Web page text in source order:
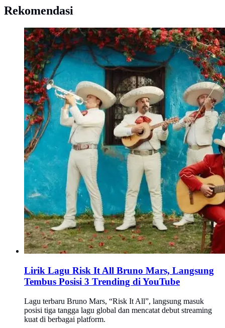
Rekomendasi
Lirik Lagu Risk It All Bruno Mars, Langsung
Tembus Posisi 3 Trending di YouTube
Lagu terbaru Bruno Mars, “Risk It All”, langsung masuk
posisi tiga tangga lagu global dan mencatat debut streaming
kuat di berbagai platform.